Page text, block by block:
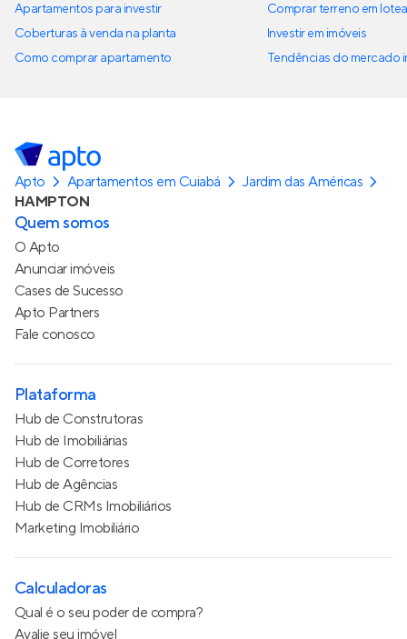
Apartamentos para investir
Coberturas à venda na planta
Como comprar apartamento
Comprar terreno em
Investir em imóveis
Tendências do mercado
Apto Apartamentos em Cuiabá
Jardim das Américas
HAMPTON
Quem somos
O Apto
Anunciar imóveis
Cases de Sucesso
Apto Partners
Fale conosco
Plataforma
Hub de Construtoras
Hub de Imobiliárias
Hub de Corretores
Hub de Agências
Hub de CRMs Imobiliários
Marketing Imobiliário
Calculadoras
Qual é o seu poder de compra?
Avalie seu imóvel